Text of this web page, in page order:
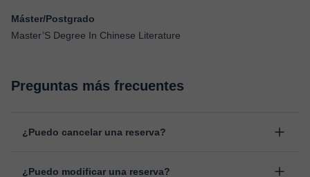
Máster/Postgrado
Master’S Degree In Chinese Literature
Preguntas más frecuentes
¿Puedo cancelar una reserva?
antes de la clase, indicando el motivo de cancelación.
¿Puedo modificar una reserva?